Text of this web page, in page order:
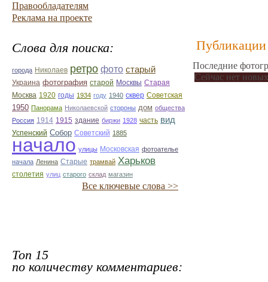
Правообладателям
Реклама на проекте
Слова для поиска:
города Николаев ретро фото старый
Украина фотография старой Москвы Старая
Москва 1920 годы 1934 году 1940 сквер Советская
1950 Панорама Николаевской стороны дом общества
Россия 1914 1915 здание биржи 1928 часть вид
Успенский Собор Советский 1885
начало улицы Московская фотоателье
начала Ленина Старые трамвай Харьков
столетия улиц старого склад магазин
Все ключевые слова >>
Топ 15
по количеству комментариев:
Публикации
Последние
Сейчас нет